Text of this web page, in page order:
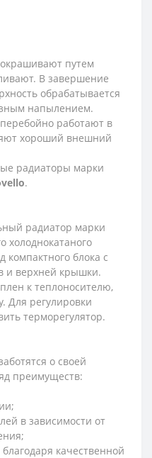
окрашивают путем
В завершение
обрабатывается
напылением.
работают в
хороший внешний
радиаторы марки
.
радиатор марки
холоднокатаного
компактного блока с
и верхней крышки.
к теплоносителю,
Для регулировки
терморегулятор.
о своей
преимуществ:
в зависимости от
качественной